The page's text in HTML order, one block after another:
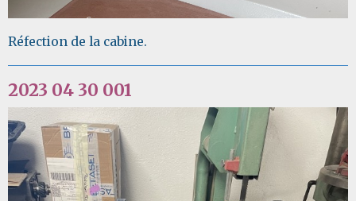
Réfection de la cabine.
2023 04 30 001